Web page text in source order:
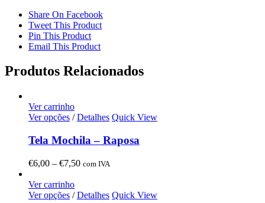
Share On Facebook
Tweet This Product
Pin This Product
Email This Product
Produtos Relacionados
Ver carrinho
Ver opções / Detalhes Quick View
Tela Mochila – Raposa
€6,00 – €7,50Price
through
com IVA
Ver carrinho
Ver opções / Detalhes Quick View